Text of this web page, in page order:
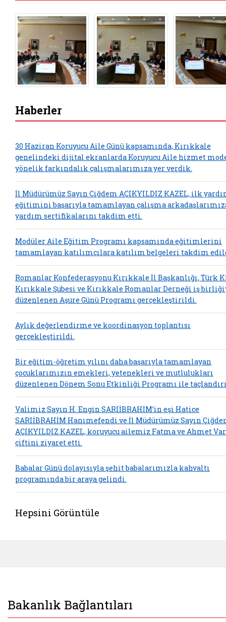
Haberler
30 Haziran Koruyucu Aile Günü kapsamında, Kırıkkale
genelindeki dijital ekranlarda Koruyucu Aile hizmet
yönelik farkındalık çalışmalarımıza yer verdik.
İl Müdürümüz Sayın Çiğdem AÇIKYILDIZ KAZEL, ilk
eğitimini başarıyla tamamlayan çalışma
yardım sertifikalarını takdim etti.
Modüler Aile Eğitim Programı kapsamında eğitimlerini
tamamlayan katılımcılara katılım belgeleri takdim
Romanlar Konfederasyonu Kırıkkale İl Başkanlığı, Türk
Kırıkkale Şubesi ve Kırıkkale Romanlar Derneği iş
düzenlenen Aşure Günü Programı gerçekleştirildi.
Aylık değerlendirme ve koordinasyon toplantısı
gerçekleştirildi.
Bir eğitim-öğretim yılını daha başarıyla tamamlayan
çocuklarımızın emekleri, yetenekleri ve mutlulukları
düzenlenen Dönem Sonu Etkinliği Programı ile
Valimiz Sayın H. Engin SARIİBRAHİM’in eşi Hatice
SARIİBRAHİM Hanımefendi ve İl Müdürümüz Sayın
AÇIKYILDIZ KAZEL, koruyucu ailemiz Fatma ve Ahmet
çiftini ziyaret etti.
Babalar Günü dolayısıyla şehit babalarımızla kahvaltı
programında bir araya gelindi.
Hepsini Görüntüle
Bakanlık Bağlantıları